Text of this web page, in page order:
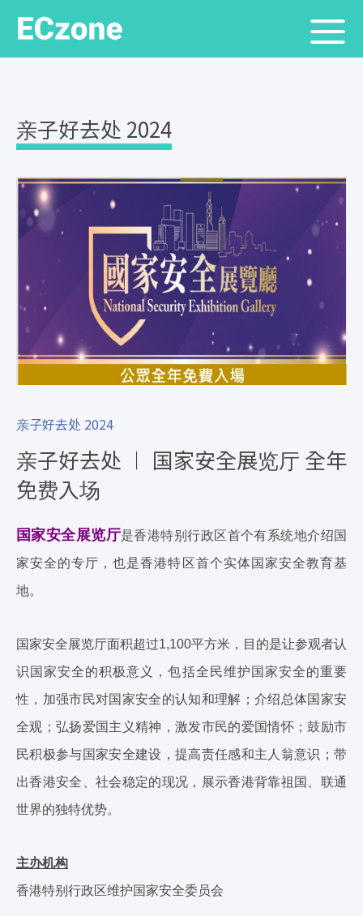
亲子好去处 2024
亲子好去处 2024
亲子好去处 ︱ 国家安全展览厅 全年
免费入场
国家安全展览厅是香港特别行政区首个有系统地介绍国
家安全的专厅，也是香港特区首个实体国家安全教育基
地。
国家安全展览厅面积超过1,100平方米，目的是让参观者认
识国家安全的积极意义，包括全民维护国家安全的重要
性，加强市民对国家安全的认知和理解；介绍总体国家安
全观；弘扬爱国主义精神，激发市民的爱国情怀；鼓励市
民积极参与国家安全建设，提高责任感和主人翁意识；带
出香港安全、社会稳定的现况，展示香港背靠祖国、联通
世界的独特优势。
主办机构
香港特别行政区维护国家安全委员会